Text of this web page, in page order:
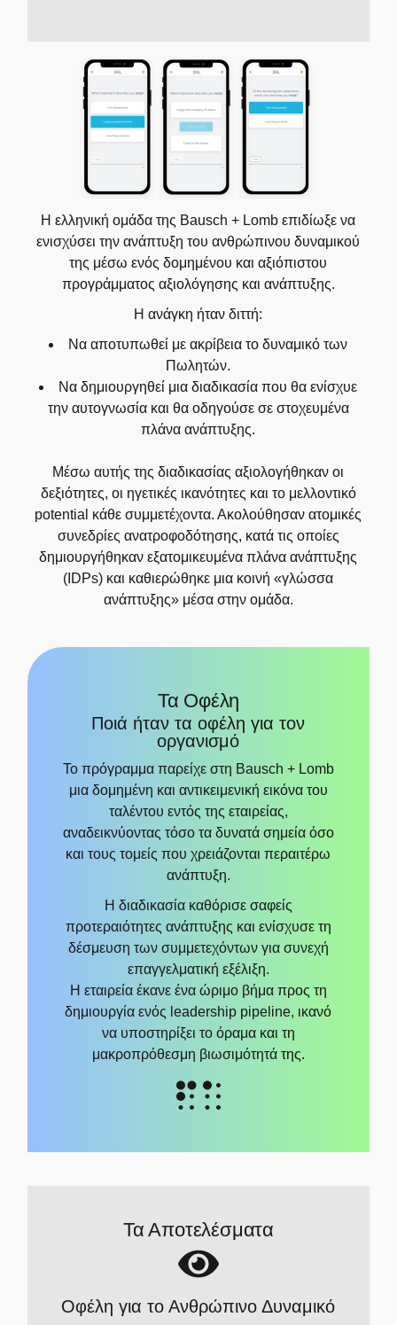
Η ελληνική ομάδα της Bausch + Lomb επιδίωξε να
ενισχύσει την ανάπτυξη του ανθρώπινου δυναμικού
της μέσω ενός δομημένου και αξιόπιστου
προγράμματος αξιολόγησης και ανάπτυξης.
Η ανάγκη ήταν διττή:
Να αποτυπωθεί με ακρίβεια το δυναμικό των
Πωλητών.
Να δημιουργηθεί μια διαδικασία που θα ενίσχυε
την αυτογνωσία και θα οδηγούσε σε στοχευμένα
πλάνα ανάπτυξης.
Μέσω αυτής της διαδικασίας αξιολογήθηκαν οι
δεξιότητες, οι ηγετικές ικανότητες και το μελλοντικό
potential κάθε συμμετέχοντα. Ακολούθησαν ατομικές
συνεδρίες ανατροφοδότησης, κατά τις οποίες
δημιουργήθηκαν εξατομικευμένα πλάνα ανάπτυξης
(IDPs) και καθιερώθηκε μια κοινή «γλώσσα
ανάπτυξης» μέσα στην ομάδα.
Τα Οφέλη
Ποιά ήταν τα οφέλη για τον
οργανισμό
Το πρόγραμμα παρείχε στη Bausch + Lomb
μια δομημένη και αντικειμενική εικόνα του
ταλέντου εντός της εταιρείας,
αναδεικνύοντας τόσο τα δυνατά σημεία όσο
και τους τομείς που χρειάζονται περαιτέρω
ανάπτυξη.
Η διαδικασία καθόρισε σαφείς
προτεραιότητες ανάπτυξης και ενίσχυσε τη
δέσμευση των συμμετεχόντων για συνεχή
επαγγελματική εξέλιξη.
Η εταιρεία έκανε ένα ώριμο βήμα προς τη
δημιουργία ενός leadership pipeline, ικανό
να υποστηρίξει το όραμα και τη
μακροπρόθεσμη βιωσιμότητά της.
Τα Αποτελέσματα
Οφέλη για το Ανθρώπινο Δυναμικό